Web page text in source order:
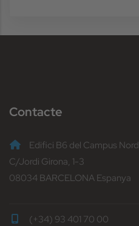
Contacte
Edifici B6 del Campus Nord
C/Jordi Girona, 1-3
08034 BARCELONA Espanya
(+34) 93 401 70 00